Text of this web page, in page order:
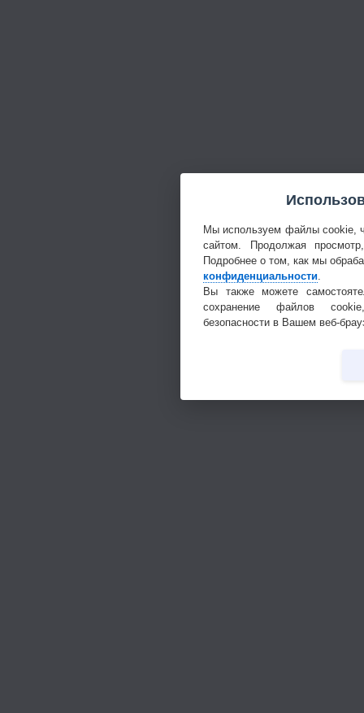
Мы используем файлы cookie,
сайтом. Продолжая
Подробнее о том, как мы
конфиденциальности
Вы также можете
сохранение файлов
безопасности в Вашем веб-